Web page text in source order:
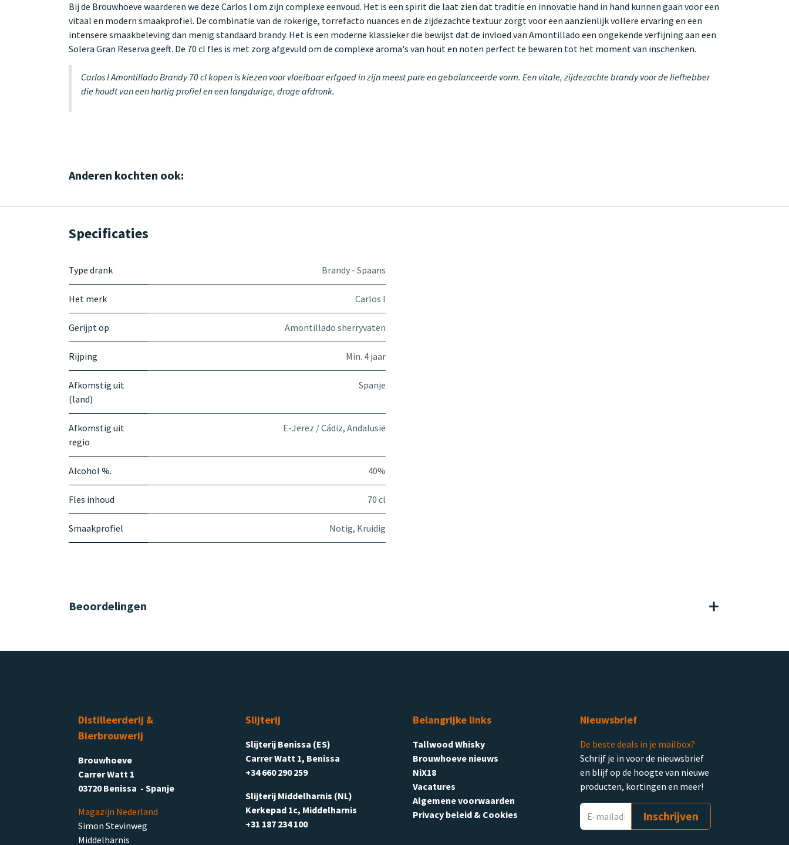
Bij de Brouwhoeve waarderen we deze Carlos I om zijn complexe eenvoud. Het is een spirit die laat zien dat traditie en innovatie hand in hand kunnen gaan voor een
vitaal en modern smaakprofiel. De combinatie van de rokerige, torrefacto nuances en de zijdezachte textuur zorgt voor een aanzienlijk vollere ervaring en een
intensere smaakbeleving dan menig standaard brandy. Het is een moderne klassieker die bewijst dat de invloed van Amontillado een ongekende verfijning aan een
Solera Gran Reserva geeft. De 70 cl fles is met zorg afgevuld om de complexe aroma's van hout en noten perfect te bewaren tot het moment van inschenken.
Carlos I Amontillado Brandy 70 cl kopen is kiezen voor vloeibaar erfgoed in zijn meest pure en gebalanceerde vorm. Een vitale, zijdezachte brandy voor de liefhebber
die houdt van een hartig profiel en een langdurige, droge afdronk.
Anderen kochten ook:
Specificaties
Type drank Brandy - Spaans
Het merk Carlos I
Gerijpt op Amontillado sherryvaten
Rijping Min. 4 jaar
Afkomstig uit
(land)
Spanje
Afkomstig uit
regio
E-Jerez / Cádiz, Andalusië
Alcohol %. 40%
Fles inhoud 70 cl
Smaakprofiel Notig, Kruidig
Beoordelingen
Distilleerderij &
Bierbrouwerij
Brouwhoeve
Carrer Watt 1
03720 Benissa - Spanje
Magazijn Nederland
Simon Stevinweg
Middelharnis
Slijterij
Slijterij Benissa (ES)
Carrer Watt 1, Benissa
+34 660 290 259
Slijterij Middelharnis (NL)
Kerkepad 1c, Middelharnis
+31 187 234 100
Belangrijke links
Tallwood Whisky
Brouwhoeve nieuws
NiX18
Vacatures
Algemene voorwaarden
Privacy beleid & Cookies
Nieuwsbrief
De beste deals in je mailbox?
Schrijf je in voor de nieuwsbrief
en blijf op de hoogte van nieuwe
producten, kortingen en meer!
Inschrijven